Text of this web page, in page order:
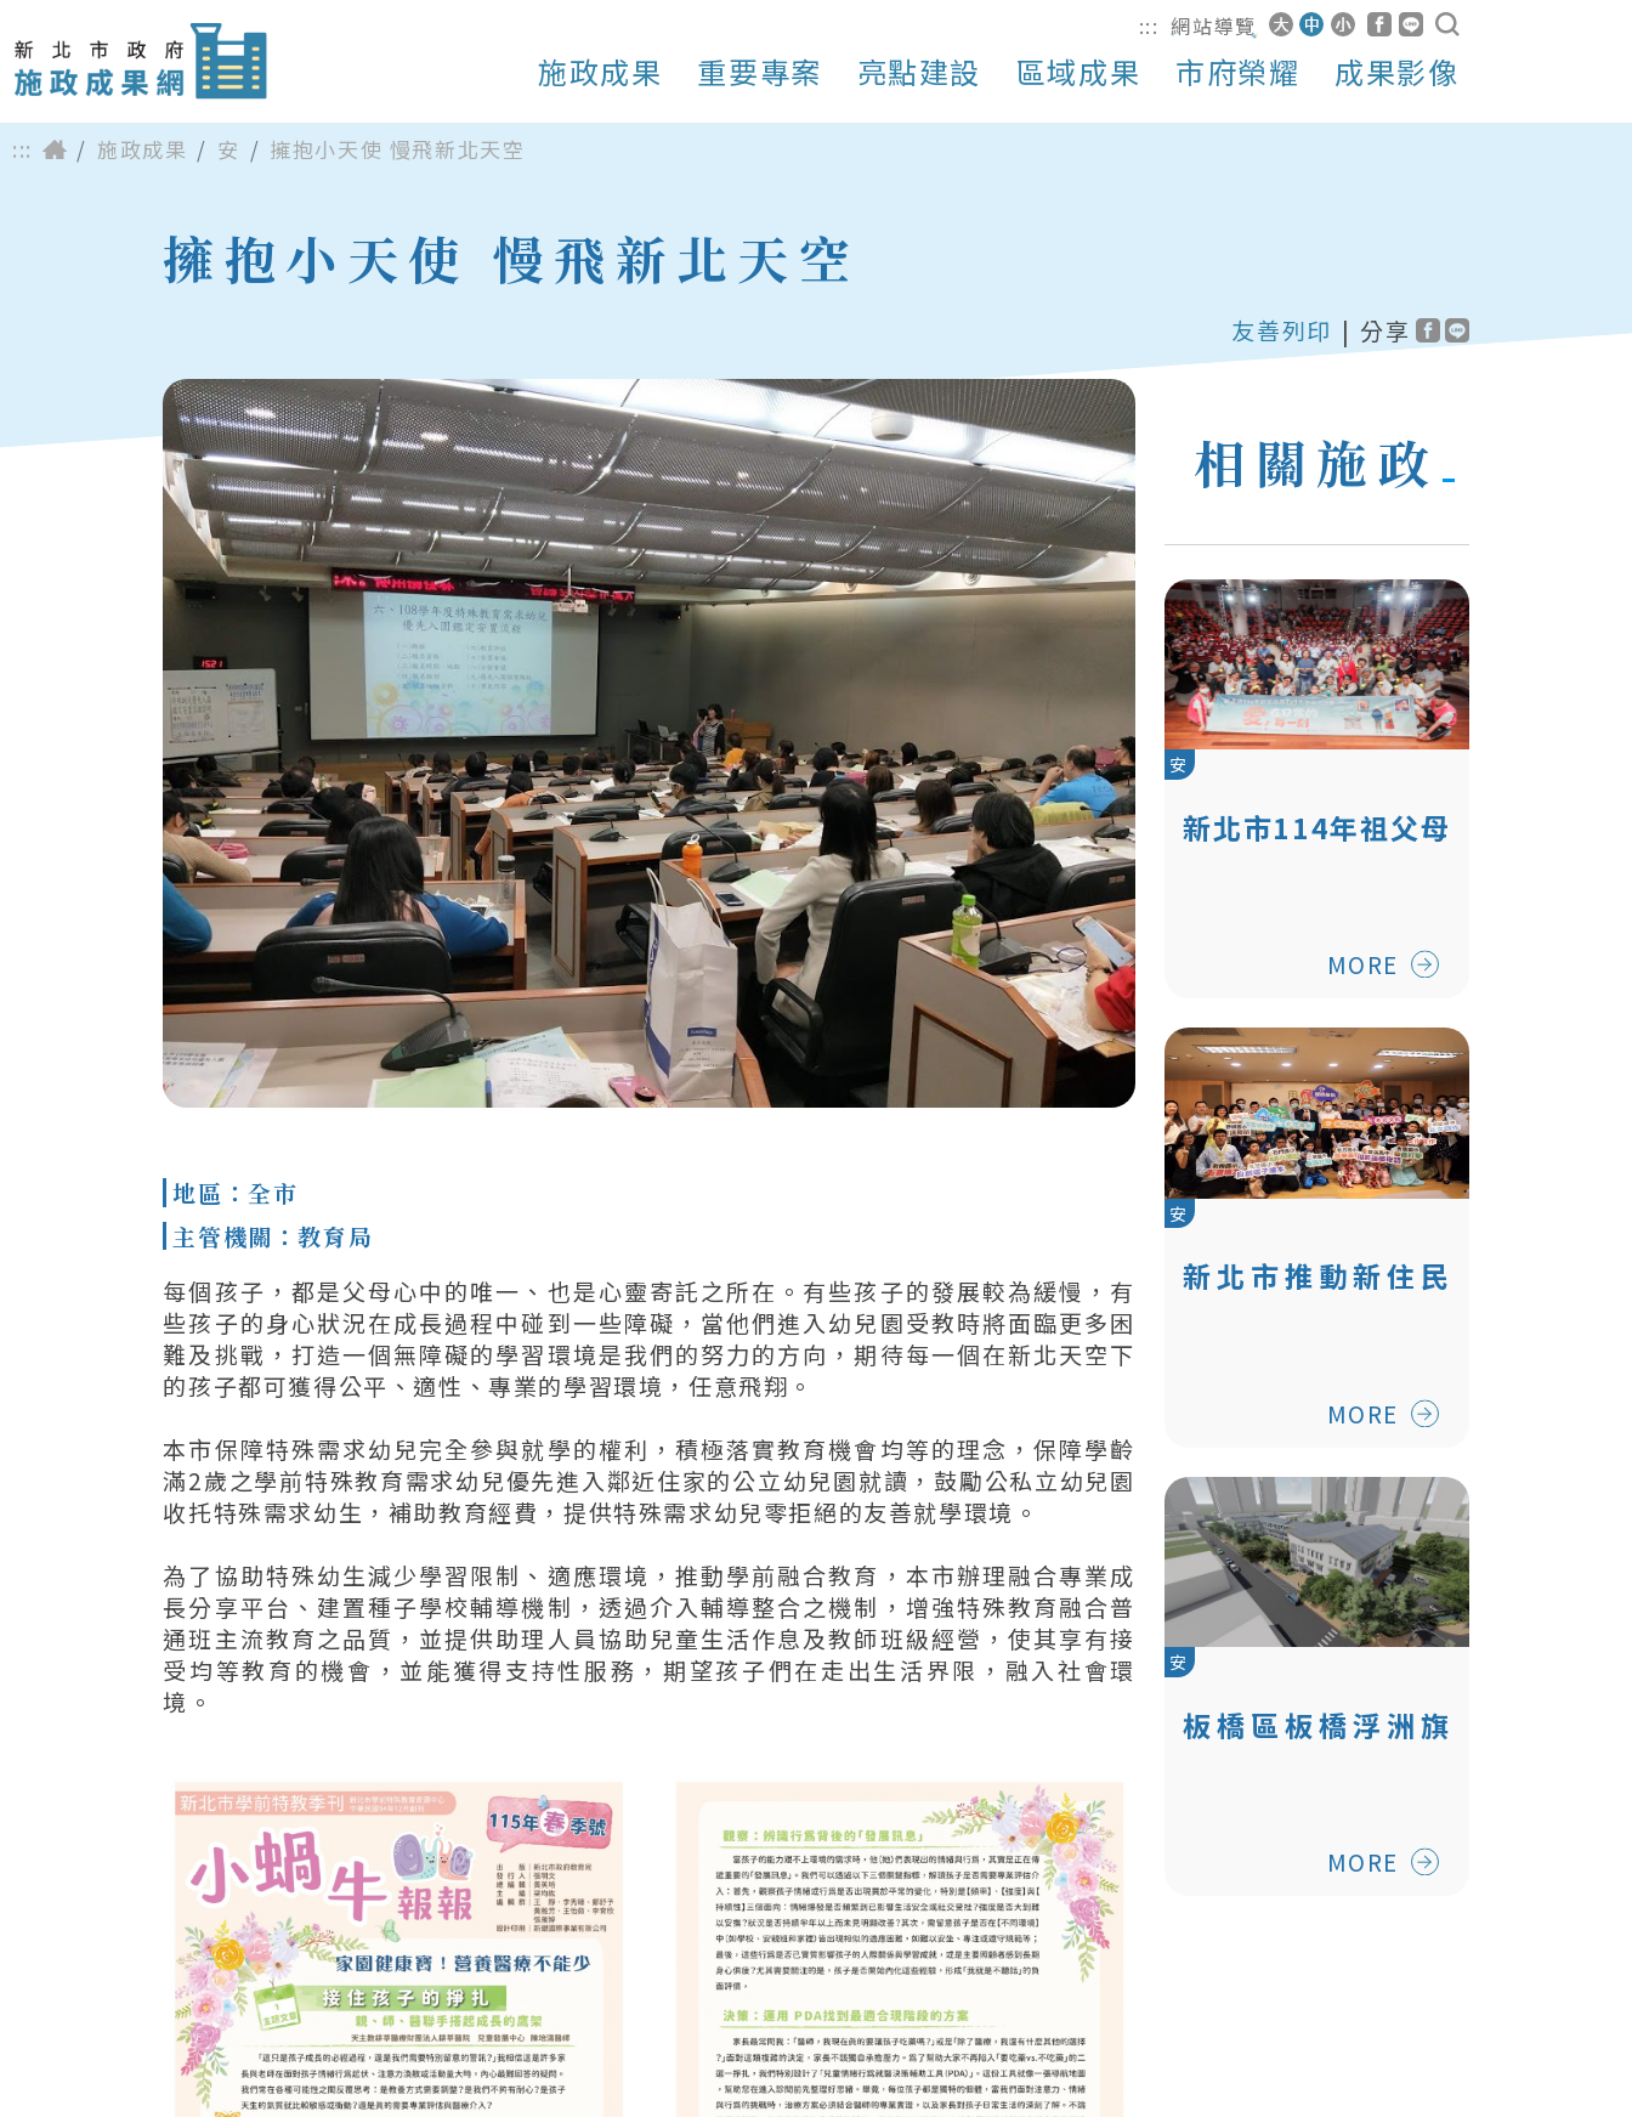
::: 網站導覽
施政成果 重要專案 亮點建設 區域成果 市府榮耀 成果影像
::: 施政成果 安 擁抱小天使 慢飛新北天空
擁抱小天使 慢飛新北天空
友善列印 | 分享
地區：全市
主管機關：教育局
每個孩子，都是父母心中的唯一、也是心靈寄託之所在。有些孩子的發展較為緩慢，有
些孩子的身心狀況在成長過程中碰到一些障礙，當他們進入幼兒園受教時將面臨更多困
難及挑戰，打造一個無障礙的學習環境是我們的努力的方向，期待每一個在新北天空下
的孩子都可獲得公平、適性、專業的學習環境，任意飛翔。
本市保障特殊需求幼兒完全參與就學的權利，積極落實教育機會均等的理念，保障學齡
滿2歲之學前特殊教育需求幼兒優先進入鄰近住家的公立幼兒園就讀，鼓勵公私立幼兒園
收托特殊需求幼生，補助教育經費，提供特殊需求幼兒零拒絕的友善就學環境。
為了協助特殊幼生減少學習限制、適應環境，推動學前融合教育，本市辦理融合專業成
長分享平台、建置種子學校輔導機制，透過介入輔導整合之機制，增強特殊教育融合普
通班主流教育之品質，並提供助理人員協助兒童生活作息及教師班級經營，使其享有接
受均等教育的機會，並能獲得支持性服務，期望孩子們在走出生活界限，融入社會環
境。
相關施政
安
新北市114年祖父母
MORE
安
新北市推動新住民
MORE
安
板橋區板橋浮洲旗
MORE